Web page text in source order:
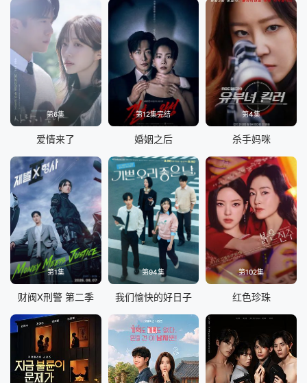
第6集
爱情来了
第12集完结
婚姻之后
第4集
杀手妈咪
第1集
财阀X刑警 第二季
第94集
我们愉快的好日子
第102集
红色珍珠